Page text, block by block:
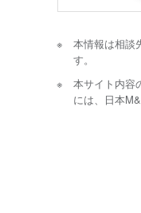
本情報は相談
す。
本サイト内容
には、日本